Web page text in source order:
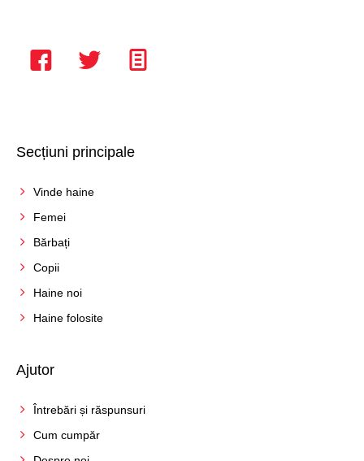
Secțiuni principale
Vinde haine
Femei
Bărbați
Copii
Haine noi
Haine folosite
Ajutor
Întrebări și răspunsuri
Cum cumpăr